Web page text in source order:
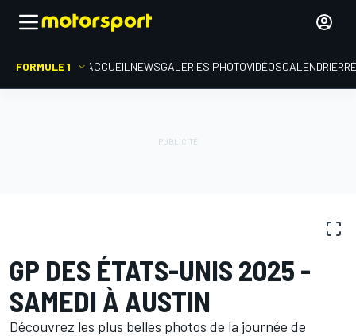
FORMULE 1 ACCUEIL NEWSGALERIES PHOTOVIDÉOSCALENDRIER
GP DES ÉTATS-UNIS 2025 -
SAMEDI À AUSTIN
Découvrez les plus belles photos de la journée de